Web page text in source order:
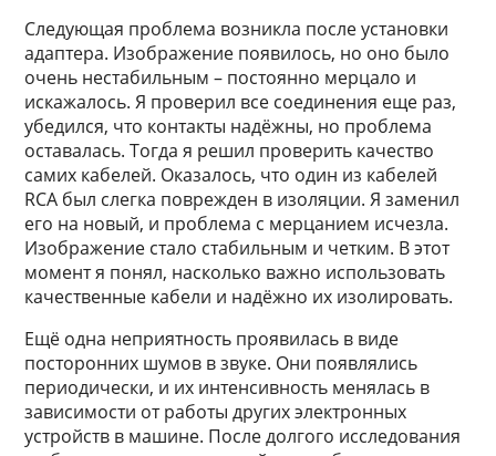
Следующая проблема возникла после установки
адаптера. Изображение появилось, но оно было
очень нестабильным – постоянно мерцало и
искажалось. Я проверил все соединения еще раз,
убедился, что контакты надёжны, но проблема
оставалась. Тогда я решил проверить качество
самих кабелей. Оказалось, что один из кабелей
RCA был слегка поврежден в изоляции. Я заменил
его на новый, и проблема с мерцанием исчезла.
Изображение стало стабильным и четким. В этот
момент я понял, насколько важно использовать
качественные кабели и надёжно их изолировать.
Ещё одна неприятность проявилась в виде
посторонних шумов в звуке. Они появлялись
периодически, и их интенсивность менялась в
зависимости от работы других электронных
устройств в машине. После долгого исследования